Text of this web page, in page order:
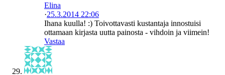
Elina
·25.3.2014 22:06
Ihana kuulla! :) Toivottavasti kustantaja innostuisi
ottamaan kirjasta uutta painosta - vihdoin ja viimein!
Vastaa